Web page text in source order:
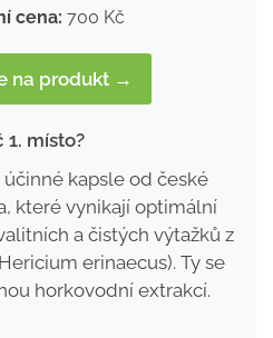
cena: 700 Kč
na produkt →
1. místo?
kapsle od české
které vynikají optimální
a čistých výtažků z
erinaecus). Ty se
horkovodní extrakcí.